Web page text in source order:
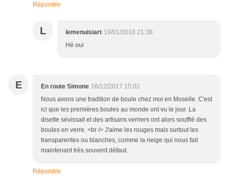
Répondre
L lemenuisiart 19/01/2018 21:38
Hé oui
E En route Simone 16/12/2017 15:02
Nous avons une tradition de boule chez moi en Moselle. C'est
ici que les premières boules au monde ont vu le jour. La
disette sévissait et des artisans verriers ont alors soufflé des
boules en verre. <br /> J'aime les rouges mais surtout les
transparentes ou blanches, comme la neige qui nous fait
maintenant très souvent défaut.
Répondre